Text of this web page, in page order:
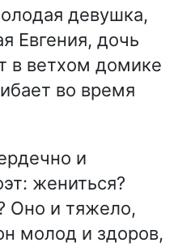
девушка,
Евгения, дочь
в ветхом домике
во время
и
жениться?
Оно и тяжело,
молод и здоров,